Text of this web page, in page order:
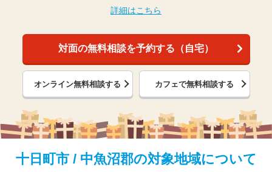
詳細はこちら
対面の無料相談を予約する（自宅）
オンライン無料相談する カフェで無料相談する
十日町市 / 中魚沼郡の対象地域について